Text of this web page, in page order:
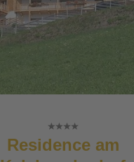
Residence am